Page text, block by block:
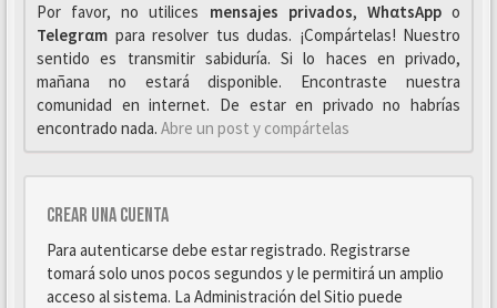
Por favor, no utilices mensajes privados, WhαtsAppo
Telegrαm para resolver tus dudas. ¡Compártelas! Nuestro
sentido es transmitir sabiduría. Si lo haces en privado,
mañana no estará disponible. Encontraste nuestra
comunidad en internet. De estar en privado no habrías
encontrado nada. Abre un post y compártelas
Crear una cuenta
Para autenticarse debe estar registrado. Registrarse
tomará solo unos pocos segundos y le permitirá un amplio
acceso al sistema. La Administración del Sitio puede